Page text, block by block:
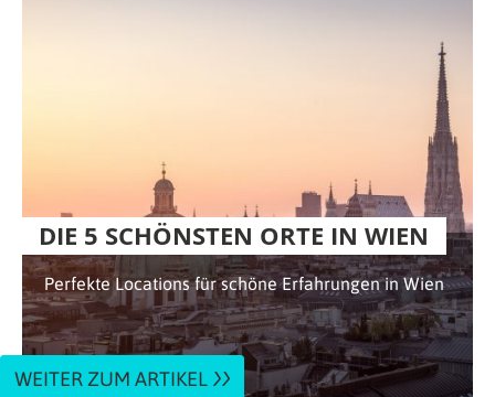
DIE 5 SCHÖNSTEN ORTE IN WIEN
Perfekte Locations für schöne Erfahrungen in Wien
WEITER ZUM ARTIKEL